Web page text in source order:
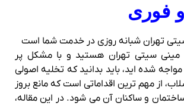
فوری
تهران شبانه روزی در خدمت شما است
مینی سیتی تهران هستید و با مشکل پر
شده‌ اید، باید بدانید که تخلیه اصولی
از مهم‌ ترین اقداماتی است که مانع بروز
و ساکنان آن می‌ شود. در این مقاله،